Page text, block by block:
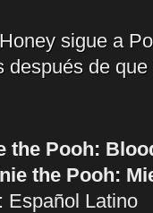
sigue a
después de
the Pooh:
the Pooh:
Español Latino